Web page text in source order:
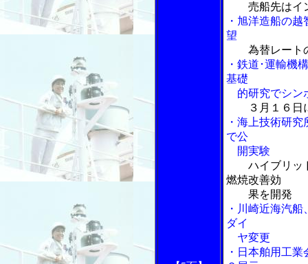
売船先はイ
・旭洋造船の
望
為替レート
・鉄道･運輸機
基礎
的研究でシン
３月１６日
・海上技術研
で公
開実験
ハイブリッ
燃焼改善効
果を開発
・川崎近海汽
ダイ
ヤ変更
・日本舶用工